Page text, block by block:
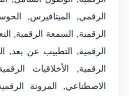
الرقمي, الميتافيرس,
الرقمية, السمعة الرقمية,
الرقمية, التطبيب عن بعد,
الرقمية, الأخلاقيات
الاصطناعي, المرونة